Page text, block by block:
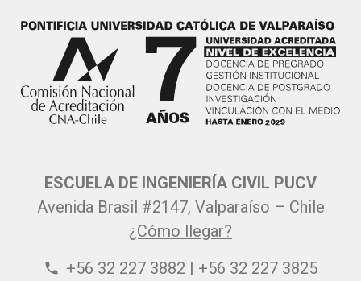
ESCUELA DE INGENIERÍA CIVIL PUCV
Avenida Brasil #2147, Valparaíso – Chile
¿Cómo llegar?
phone +56 32 227 3882 | +56 32 227 3825